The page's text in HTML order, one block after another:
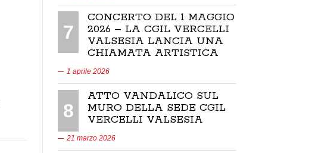
7
CONCERTO DEL 1 MAGGIO
2026 – LA CGIL VERCELLI
VALSESIA LANCIA UNA
CHIAMATA ARTISTICA
1 aprile 2026
8
ATTO VANDALICO SUL
MURO DELLA SEDE CGIL
VERCELLI VALSESIA
21 marzo 2026